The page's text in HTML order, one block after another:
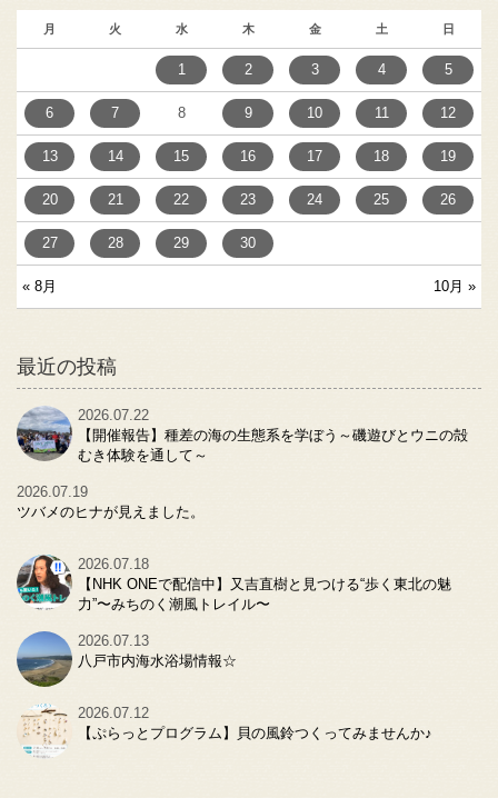
月 火 水 木 金 土 日
« 8月 10月 »
1 2 3 4 5
6 7 8 9 10 11 12
13 14 15 16 17 18 19
20 21 22 23 24 25 26
27 28 29 30
最近の投稿
2026.07.22
【開催報告】種差の海の生態系を学ぼう～磯遊びとウニの殻
むき体験を通して～
2026.07.19
ツバメのヒナが見えました。
2026.07.18
【NHK ONEで配信中】又吉直樹と見つける“歩く東北の魅
力”〜みちのく潮風トレイル〜
2026.07.13
八戸市内海水浴場情報☆
2026.07.12
【ぷらっとプログラム】貝の風鈴つくってみませんか♪